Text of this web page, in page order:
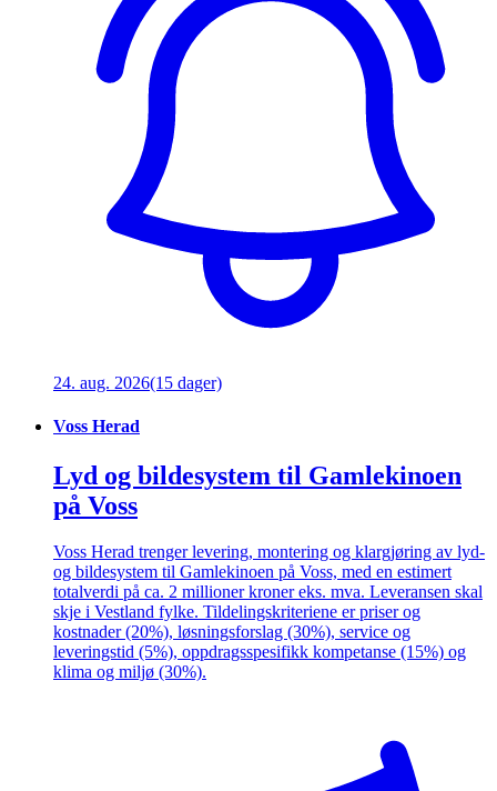
24. aug. 2026(15 dager)
Voss Herad
Lyd og bildesystem til Gamlekinoen
på Voss
Voss Herad trenger levering, montering og klargjøring av lyd-
og bildesystem til Gamlekinoen på Voss, med en estimert
totalverdi på ca. 2 millioner kroner eks. mva. Leveransen skal
skje i Vestland fylke. Tildelingskriteriene er priser og
kostnader (20%), løsningsforslag (30%), service og
leveringstid (5%), oppdragsspesifikk kompetanse (15%) og
klima og miljø (30%).